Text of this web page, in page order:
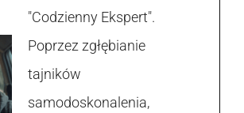
"Codzienny Ekspert".
Poprzez zgłębianie
tajników
samodoskonalenia,